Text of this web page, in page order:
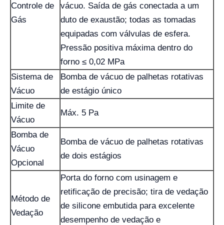
Controle de
Gás
vácuo. Saída de gás conectada a um
duto de exaustão; todas as tomadas
equipadas com válvulas de esfera.
Pressão positiva máxima dentro do
forno ≤ 0,02 MPa
Sistema de
Vácuo
Bomba de vácuo de palhetas rotativas
de estágio único
Limite de
Vácuo
Máx. 5 Pa
Bomba de
Vácuo
Opcional
Bomba de vácuo de palhetas rotativas
de dois estágios
Método de
Vedação
Porta do forno com usinagem e
retificação de precisão; tira de vedação
de silicone embutida para excelente
desempenho de vedação e